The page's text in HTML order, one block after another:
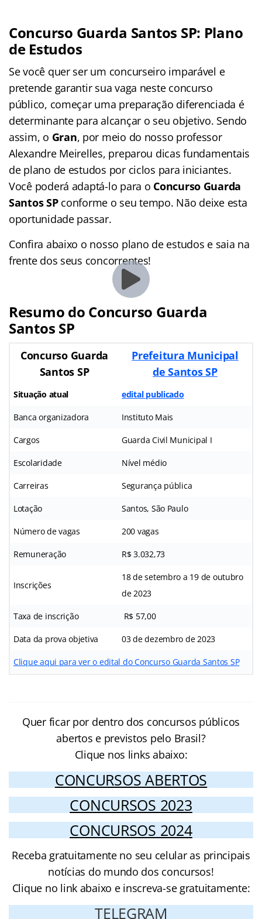
Concurso Guarda Santos SP: Plano
de Estudos
Se você quer ser um concurseiro imparável e
pretende garantir sua vaga neste concurso
público, começar uma preparação diferenciada é
determinante para alcançar o seu objetivo. Sendo
assim, o Gran, por meio do nosso professor
Alexandre Meirelles, preparou dicas fundamentais
de plano de estudos por ciclos para iniciantes.
Você poderá adaptá-lo para o Concurso Guarda
Santos SPconforme o seu tempo. Não deixe esta
oportunidade passar.
Confira abaixo o nosso plano de estudos e saia na
frente dos seus concorrentes!
Resumo do Concurso Guarda
Santos SP
Concurso Guarda
Santos SP
Prefeitura Municipal
de Santos SP
Situação atual edital publicado
Banca organizadora Instituto Mais
Cargos Guarda Civil Municipal I
Escolaridade Nível médio
Carreiras Segurança pública
Lotação Santos, São Paulo
Número de vagas 200 vagas
Remuneração R$ 3.032,73
Inscrições
18 de setembro a 19 de outubro
de 2023
Taxa de inscrição R$ 57,00
Data da prova objetiva 03 de dezembro de 2023
Clique aqui para ver o edital do Concurso Guarda Santos SP
Quer ficar por dentro dos concursos públicos
abertos e previstos pelo Brasil?
Clique nos links abaixo:
CONCURSOS ABERTOS
CONCURSOS 2023
CONCURSOS 2024
Receba gratuitamente no seu celular as principais
notícias do mundo dos concursos!
Clique no link abaixo e inscreva-se gratuitamente:
TELEGRAM